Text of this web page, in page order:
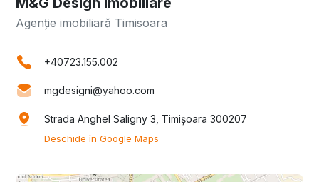
Agenție imobiliară Timisoara
+40723.155.002
mgdesigni@yahoo.com
Strada Anghel Saligny 3, Timișoara 300207
Deschide în Google Maps